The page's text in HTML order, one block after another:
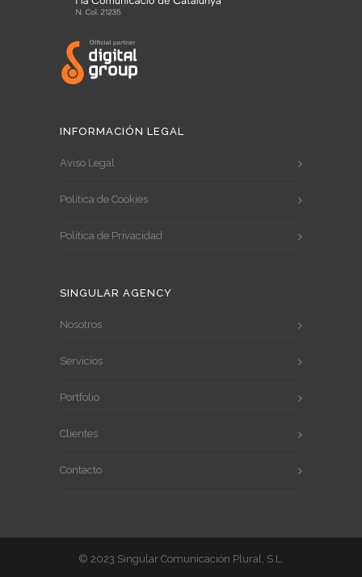
INFORMACIÓN LEGAL
Aviso Legal
Política de Cookies
Política de Privacidad
SINGULAR AGENCY
Nosotros
Servicios
Portfolio
Clientes
Contacto
© 2023 Singular Comunicación Plural, S.L.